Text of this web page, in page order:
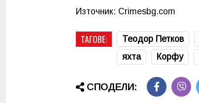
Източник: Crimesbg.com
ТАГОВЕ: Теодор Петков
яхта
Корфу
СПОДЕЛИ: